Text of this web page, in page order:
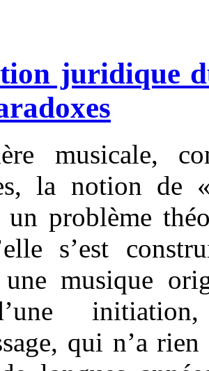
juridique
musicale,
la notion de
problème
s’est
musique
qui n’a